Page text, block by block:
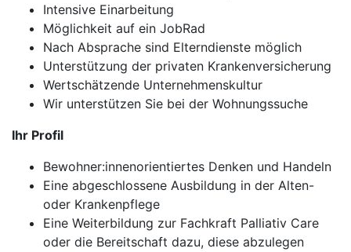
Intensive Einarbeitung
Möglichkeit auf ein JobRad
Nach Absprache sind Elterndienste möglich
Unterstützung der privaten Krankenversicherung
Wertschätzende Unternehmenskultur
Wir unterstützen Sie bei der Wohnungssuche
Ihr Profil
Bewohner:innenorientiertes Denken und Handeln
Eine abgeschlossene Ausbildung in der Alten-
oder Krankenpflege
Eine Weiterbildung zur Fachkraft Palliativ Care
oder die Bereitschaft dazu, diese abzulegen